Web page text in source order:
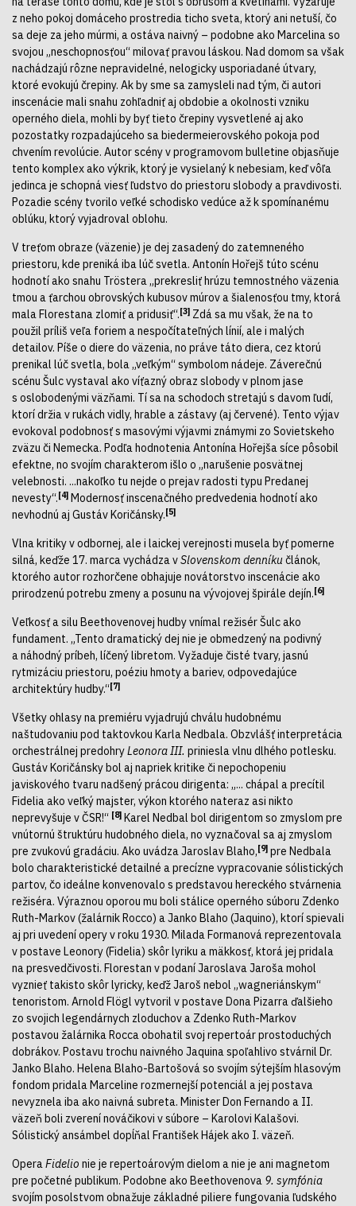
z neho pokoj domáceho prostredia ticho sveta, ktorý ani netuší, čo
sa deje za jeho múrmi, a ostáva naivný – podobne ako Marcelina so
svojou „neschopnosťou“ milovať pravou láskou. Nad domom sa však
nachádzajú rôzne nepravidelné, nelogicky usporiadané útvary,
ktoré evokujú črepiny. Ak by sme sa zamysleli nad tým, či autori
inscenácie mali snahu zohľadniť aj obdobie a okolnosti vzniku
operného diela, mohli by byť tieto črepiny vysvetlené aj ako
pozostatky rozpadajúceho sa biedermeierovského pokoja pod
chvením revolúcie. Autor scény v programovom bulletine objasňuje
tento komplex ako výkrik, ktorý je vysielaný k nebesiam, keď vôľa
jedinca je schopná viesť ľudstvo do priestoru slobody a pravdivosti.
Pozadie scény tvorilo veľké schodisko vedúce až k spomínanému
oblúku, ktorý vyjadroval oblohu.
V treťom obraze (väzenie) je dej zasadený do zatemneného
priestoru, kde preniká iba lúč svetla. Antonín Hořejš túto scénu
hodnotí ako snahu Tröstera „prekresliť hrúzu temnostného väzenia
tmou a ťarchou obrovských kubusov múrov a šialenosťou tmy, ktorá
mala Florestana zlomiť a pridusiť“.[3] Zdá sa mu však, že na to
použil príliš veľa foriem a nespočítateľných línií, ale i malých
detailov. Píše o diere do väzenia, no práve táto diera, cez ktorú
prenikal lúč svetla, bola „veľkým“ symbolom nádeje. Záverečnú
scénu Šulc vystaval ako víťazný obraz slobody v plnom jase
s oslobodenými väzňami. Tí sa na schodoch stretajú s davom ľudí,
ktorí držia v rukách vidly, hrable a zástavy (aj červené). Tento výjav
evokoval podobnosť s masovými výjavmi známymi zo Sovietskeho
zväzu či Nemecka. Podľa hodnotenia Antonína Hořejša síce pôsobil
efektne, no svojím charakterom išlo o „narušenie posvätnej
velebnosti. ...nakoľko tu nejde o prejav radosti typu Predanej
nevesty“.[4] Modernosť inscenačného predvedenia hodnotí ako
nevhodnú aj Gustáv Koričánsky.[5]
Vlna kritiky v odbornej, ale i laickej verejnosti musela byť pomerne
silná, keďže 17. marca vychádza vSlovenskom denníkučlánok,
ktorého autor rozhorčene obhajuje novátorstvo inscenácie ako
prirodzenú potrebu zmeny a posunu na vývojovej špirále dejín.[6]
Veľkosť a silu Beethovenovej hudby vnímal režisér Šulc ako
fundament. „Tento dramatický dej nie je obmedzený na podivný
a náhodný príbeh, líčený libretom. Vyžaduje čisté tvary, jasnú
rytmizáciu priestoru, poéziu hmoty a bariev, odpovedajúce
architektúry hudby.“[7]
Všetky ohlasy na premiéru vyjadrujú chválu hudobnému
naštudovaniu pod taktovkou Karla Nedbala. Obzvlášť interpretácia
orchestrálnej predohryLeonora III. priniesla vlnu dlhého potlesku.
Gustáv Koričánsky bol aj napriek kritike či nepochopeniu
javiskového tvaru nadšený prácou dirigenta: „... chápal a precítil
Fidelia ako veľký majster, výkon ktorého nateraz asi nikto
neprevyšuje v ČSR!“ [8] Karel Nedbal bol dirigentom so zmyslom pre
vnútornú štruktúru hudobného diela, no vyznačoval sa aj zmyslom
pre zvukovú gradáciu. Ako uvádza Jaroslav Blaho,[9] pre Nedbala
bolo charakteristické detailné a precízne vypracovanie sólistických
partov, čo ideálne konvenovalo s predstavou hereckého stvárnenia
režiséra. Výraznou oporou mu boli stálice operného súboru Zdenko
Ruth-Markov (žalárnik Rocco) a Janko Blaho (Jaquino), ktorí spievali
aj pri uvedení opery v roku 1930. Milada Formanová reprezentovala
v postave Leonory (Fidelia) skôr lyriku a mäkkosť, ktorá jej pridala
na presvedčivosti. Florestan v podaní Jaroslava Jaroša mohol
vyznieť takisto skôr lyricky, keďž Jaroš nebol „wagneriánskym“
tenoristom. Arnold Flögl vytvoril v postave Dona Pizarra ďalšieho
zo svojich legendárnych zloduchov a Zdenko Ruth-Markov
postavou žalárnika Rocca obohatil svoj repertoár prostoduchých
dobrákov. Postavu trochu naivného Jaquina spoľahlivo stvárnil Dr.
Janko Blaho. Helena Blaho-Bartošová so svojím sýtejším hlasovým
fondom pridala Marceline rozmernejší potenciál a jej postava
nevyznela iba ako naivná subreta. Minister Don Fernando a II.
väzeň boli zverení nováčikovi v súbore – Karolovi Kalašovi.
Sólistický ansámbel dopĺňal František Hájek ako I. väzeň.
OperaFidelio nie je repertoárovým dielom a nie je ani magnetom
pre početné publikum. Podobne ako Beethovenova 9. symfónia
svojím posolstvom obnažuje základné piliere fungovania ľudského